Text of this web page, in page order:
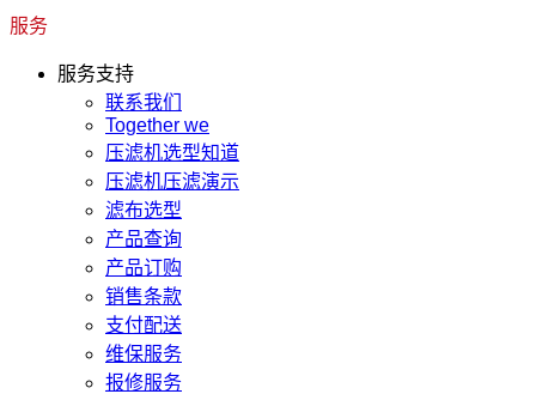
服务
服务支持
联系我们
Together we
压滤机选型知道
压滤机压滤演示
滤布选型
产品查询
产品订购
销售条款
支付配送
维保服务
报修服务